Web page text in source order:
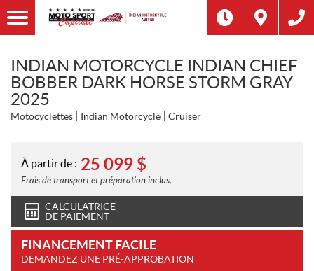
INDIAN MOTORCYCLE INDIAN CHIEF
BOBBER DARK HORSE STORM GRAY
2025
Motocyclettes Indian Motorcycle Cruiser
À partir de : 25 099 $
Frais de transport et préparation inclus.
CALCULATRICE
DE PAIEMENT
FINANCEMENT FACILE
DEMANDEZ UNE PRÉ-APPROBATION